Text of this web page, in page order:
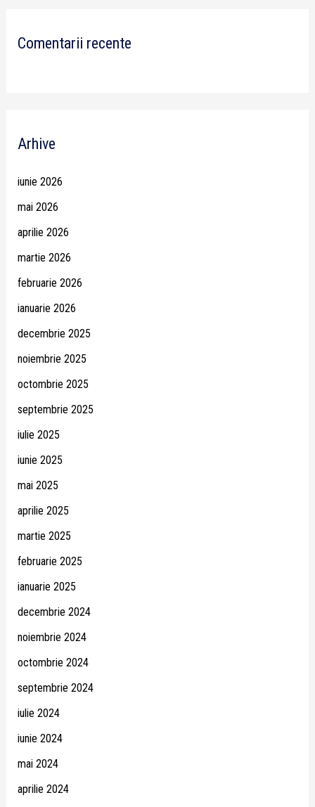
Comentarii recente
Arhive
iunie 2026
mai 2026
aprilie 2026
martie 2026
februarie 2026
ianuarie 2026
decembrie 2025
noiembrie 2025
octombrie 2025
septembrie 2025
iulie 2025
iunie 2025
mai 2025
aprilie 2025
martie 2025
februarie 2025
ianuarie 2025
decembrie 2024
noiembrie 2024
octombrie 2024
septembrie 2024
iulie 2024
iunie 2024
mai 2024
aprilie 2024